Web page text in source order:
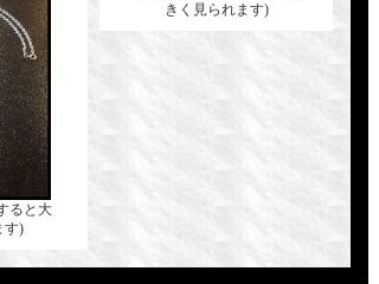
ると大
す)
きく見られます)